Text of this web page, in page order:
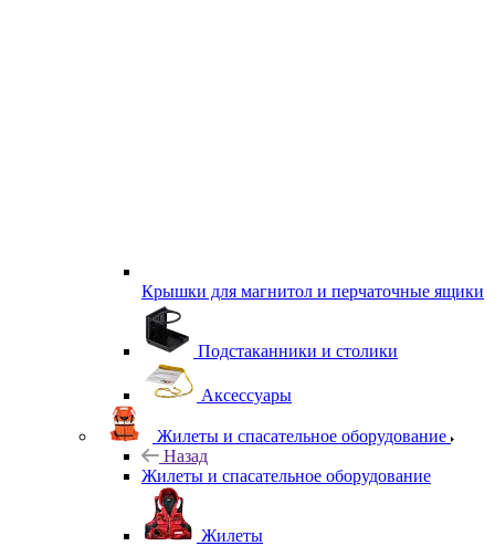
Крышки для магнитол и перчаточные ящики
Подстаканники и столики
Аксессуары
Жилеты и спасательное оборудование
Назад
Жилеты и спасательное оборудование
Жилеты